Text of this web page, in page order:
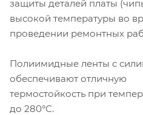
защиты деталей платы
высокой температуры во
проведении ремонтных
Полиимидные ленты с
обеспечивают отличную
термостойкость при
до 280°C.